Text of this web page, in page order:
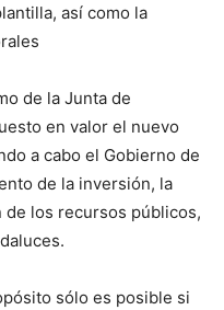
así como la
de la Junta de
en valor el nuevo
a cabo el Gobierno de
de la inversión, la
de los recursos públicos,
sólo es posible si